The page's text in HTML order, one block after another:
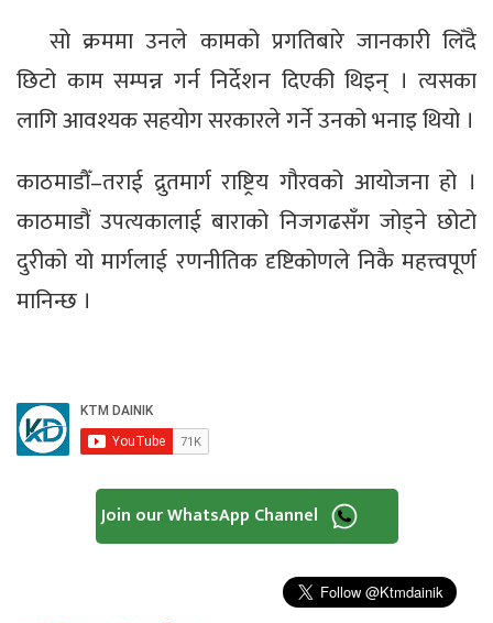
सो क्रममा उनले कामको प्रगतिबारे जानकारी लिँदै
छिटो काम सम्पन्न गर्न निर्देशन दिएकी थिइन् । त्यसका
लागि आवश्यक सहयोग सरकारले गर्ने उनको भनाइ थियो ।
काठमाडौँ–तराई द्रुतमार्ग राष्ट्रिय गौरवको आयोजना हो ।
काठमाडौं उपत्यकालाई बाराको निजगढसँग जोड्ने छोटो
दुरीको यो मार्गलाई रणनीतिक दृष्टिकोणले निकै महत्त्वपूर्ण
मानिन्छ ।
Join our WhatsApp Channel